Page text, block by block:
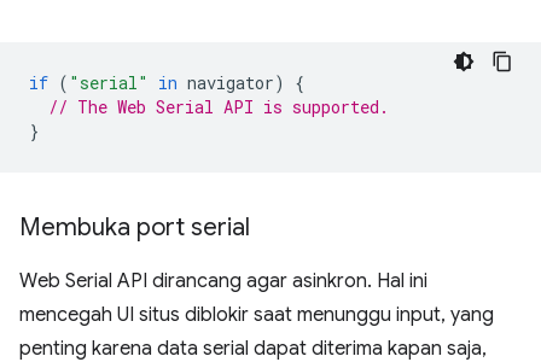
if ( "serial" in navigator)
{
// The Web Serial API is supported.
}
Membuka port serial
Web Serial API dirancang agar asinkron. Hal ini
mencegah UI situs diblokir saat menunggu input, yang
penting karena data serial dapat diterima kapan saja,